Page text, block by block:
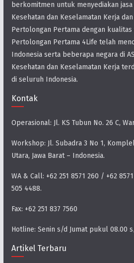
berkomitmen untuk menyediakan
Kesehatan dan Keselamatan Kerja
Pertolongan Pertama dengan
Pertolongan Pertama 4Life telah
Indonesia serta beberapa negara di
Kesehatan dan Keselamatan Kerja
di seluruh Indonesia.
Kontak
Operasional: Jl. KS Tubun No. 26 C,
Workshop: Jl. Subadra 3 No 1,
Utara, Jawa Barat – Indonesia.
WA & Call: +62 251 8571 260 / +62
505 4488.
Fax: +62 251 837 7560
Hotline: Senin s/d Jumat pukul 08.00
Artikel Terbaru